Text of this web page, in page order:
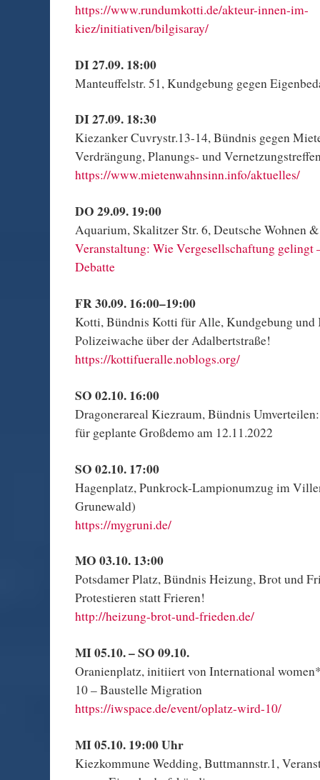
https://www.rundumkotti.de/akteur-innen-im-
kiez/initiativen/bilgisaray/
DI 27.09. 18:00
Manteuffelstr. 51, Kundgebung gegen
DI 27.09. 18:30
Kiezanker Cuvrystr.13-14, Bündnis gegen
Verdrängung, Planungs- und
https://www.mietenwahnsinn.info/aktuelles/
DO 29.09. 19:00
Aquarium, Skalitzer Str. 6, Deutsche Wohnen
Veranstaltung: Wie Vergesellschaftung gelingt
Debatte
FR 30.09. 16:00–19:00
Kotti, Bündnis Kotti für Alle, Kundgebung und
Polizeiwache über der Adalbertstraße!
https://kottifueralle.noblogs.org/
SO 02.10. 16:00
Dragonerareal Kiezraum, Bündnis
für geplante Großdemo am 12.11.2022
SO 02.10. 17:00
Hagenplatz, Punkrock-Lampionumzug im
Grunewald)
https://mygruni.de/
MO 03.10. 13:00
Potsdamer Platz, Bündnis Heizung, Brot und
Protestieren statt Frieren!
http://heizung-brot-und-frieden.de/
MI 05.10. – SO 09.10.
Oranienplatz, initiiert von International
10 – Baustelle Migration
https://iwspace.de/event/oplatz-wird-10/
MI 05.10. 19:00 Uhr
Kiezkommune Wedding, Buttmannstr.1,